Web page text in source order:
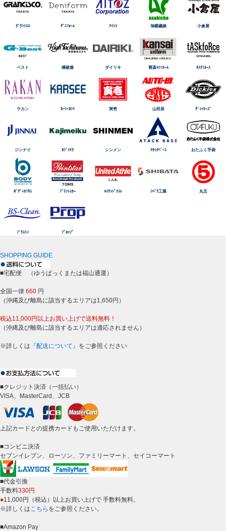
ｸﾞﾗﾝｼｽｺ ﾃﾞﾆﾌｫｰﾑ ｱｲﾄｽ 旭蝶繊維 小倉屋
ベスト 橘被服 ダイリキ 寛斎ﾕﾆﾌｫｰﾑ ﾀｽｸﾌｫｰｽ
ラカン ｶｰｼｰｶｼﾏ 寅壱 山田辰 ﾃﾞｨｯｷｰｽﾞ
ジンナイ ｶｼﾞﾒｲｸ シンメン ｱﾀｯｸﾍﾞｰｽ おたふく手袋
ﾎﾞﾃﾞｨﾀﾌﾈｽ ﾌﾟﾘﾝﾄｽﾀｰ ﾕﾆﾃｯﾄﾞｱｽﾚ ｼﾊﾞﾗ工業 丸五
ﾌﾞﾗｽﾄﾝ ﾌﾟﾛｯﾌﾟ
SHOPPING GUIDE
■宅配便 （ゆうぱっくまたは福山通運）
全国一律 660 円
（沖縄及び離島に該当するエリアは1,650円）
税込11,000円以上お買い上げで送料無料！
（沖縄及び離島に該当するエリアは適応されません）
※詳しくは 『配送について』 をご参照ください
■クレジット決済（一括払い）
VISA、MasterCard、JCB
上記カードとの提携カードもご使用いただけます。
■コンビニ決済
セブンイレブン、ローソン、ファミリーマート、セイコーマート
■代金引換
手数料330円
●11,000円（税込）以上お買い上げで 手数料無料。
※詳しくはこちら をご参照ください。
■Amazon Pay